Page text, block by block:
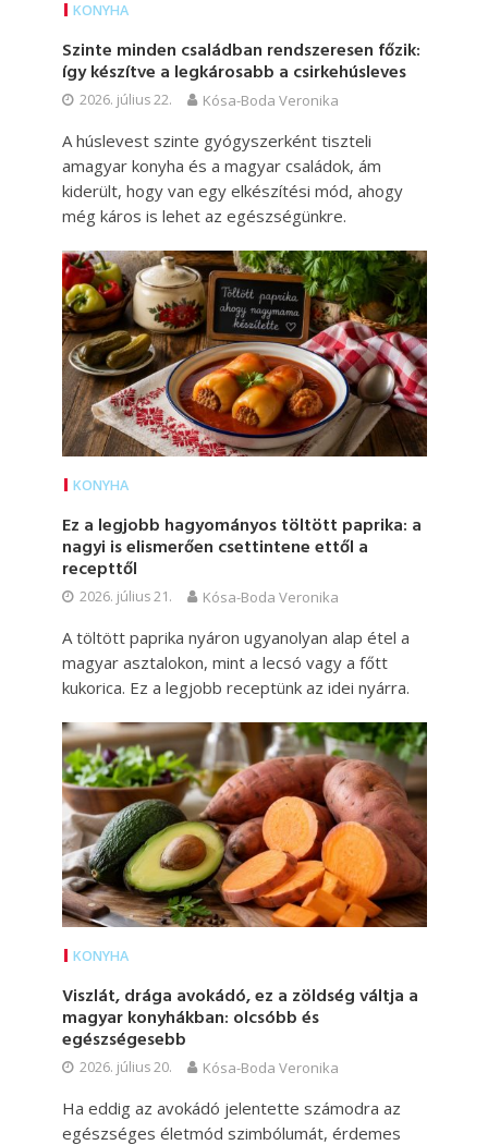
KONYHA
Szinte minden családban rendszeresen főzik:
így készítve a legkárosabb a csirkehúsleves
2026. július 22. Kósa-Boda Veronika
A húslevest szinte gyógyszerként tiszteli
amagyar konyha és a magyar családok, ám
kiderült, hogy van egy elkészítési mód, ahogy
még káros is lehet az egészségünkre.
KONYHA
Ez a legjobb hagyományos töltött paprika: a
nagyi is elismerően csettintene ettől a
recepttől
2026. július 21. Kósa-Boda Veronika
A töltött paprika nyáron ugyanolyan alap étel a
magyar asztalokon, mint a lecsó vagy a főtt
kukorica. Ez a legjobb receptünk az idei nyárra.
KONYHA
Viszlát, drága avokádó, ez a zöldség váltja a
magyar konyhákban: olcsóbb és
egészségesebb
2026. július 20. Kósa-Boda Veronika
Ha eddig az avokádó jelentette számodra az
egészséges életmód szimbólumát, érdemes